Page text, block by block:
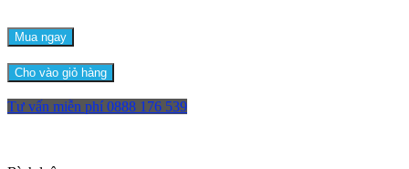
Mua ngay
Cho vào giỏ hàng
Tư vấn miễn phí 0888 176 539